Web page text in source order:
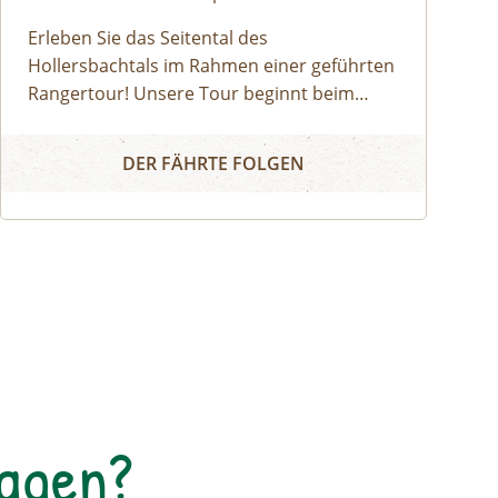
Erleben Sie das Seitental des
Hollersbachtals im Rahmen einer geführten
Rangertour! Unsere Tour beginnt beim
einem Kilometer dem regulären Weg in
Richtung Hollersbachtal folgen. An der
Bedeutung der Almen und Almwirtschaft
sowie über die Besonderheiten der alpinen
Das Scharrntal entdecken
DER FÄHRTE FOLGEN